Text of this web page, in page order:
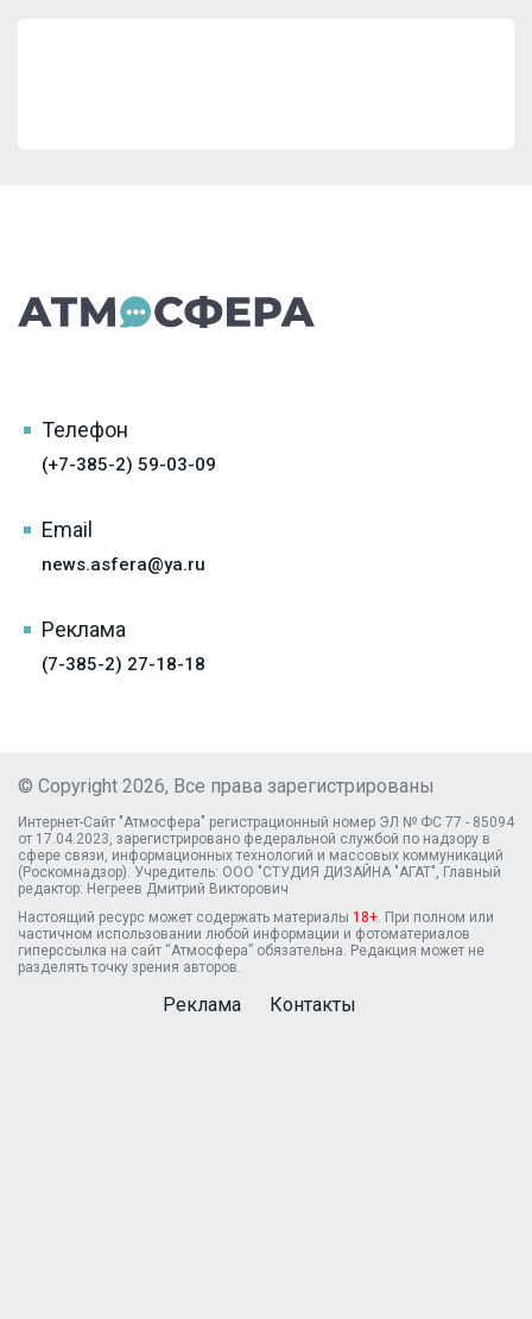
Телефон
(+7-385-2) 59-03-09
Email
news.asfera@ya.ru
Реклама
(7-385-2) 27-18-18
© Copyright 2026, Все права зарегистрированы
Интернет-Сайт "Атмосфера" регистрационный номер ЭЛ № ФС 77 - 85094
от 17.04.2023, зарегистрировано федеральной службой по надзору в
сфере связи, информационных технологий и массовых коммуникаций
(Роскомнадзор). Учредитель: ООО "СТУДИЯ ДИЗАЙНА "АГАТ", Главный
редактор: Негреев Дмитрий Викторович
Настоящий ресурс может содержать материалы 18+. При полном или
частичном использовании любой информации и фотоматериалов
гиперссылка на сайт “Атмосфера” обязательна. Редакция может не
разделять точку зрения авторов.
Реклама Контакты